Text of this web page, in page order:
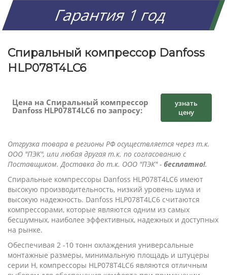
Гарантия 1 год
Спиральный компрессор Danfoss
HLP078T4LC6
Цена на Спиральный компрессор
Danfoss HLP078T4LC6 по запросу:
узнать
цену
Отгрузка товара в регионы РФ осуществляется через т.к.
ООО "ПЭК", или любая другая т.к. по согласованию с
Поставщиком. Доставка до т.к. ООО "ПЭК" - бесплатно!.
Cпиральные компрессоры Danfoss HLP078T4LC6 имеют
высокую производительность, низкий уровень шума и
высокую надежность. Danfoss HLP078T4LC6 считаются
компрессорами, которые являются одним из самых
бесшумных, наиболее эффективных, надежных и доступных
на рынке.
Обеспечивая 2 -10 тонн охлаждения универсальные
монтажные размеры, минимальную площадь и штуцеры
серии Н, компрессоры HLP078T4LC6 являются отличным